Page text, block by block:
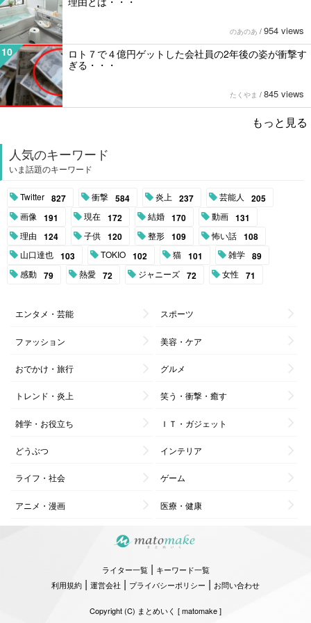
のあのあ / 954 views
10
ロト７で４億円ゲットした会社員の2年後の姿が衝撃す
ぎる・・・
たくやま / 845 views
もっと見る
人気のキーワード
いま話題のキーワード
Twitter 827 衝撃 584 炎上 237 芸能人 205
画像 191 現在 172 結婚 170 動画 131
理由 124 子供 120 整形 109 怖い話 108
山口達也 103 TOKIO 102 猫 101 雑学 89
感動 79 熱愛 72 ジャニーズ 72 女性 71
エンタメ・芸能 スポーツ
ファッション 美容・ケア
おでかけ・旅行 グルメ
トレンド・炎上 笑う・衝撃・癒す
雑学・お役立ち ＩＴ・ガジェット
どうぶつ インテリア
ライフ・社会 ゲーム
アニメ・漫画 医療・健康
ライター一覧| キーワード一覧
利用規約 | 運営会社 | プライバシーポリシー | お問い合わせ
Copyright (C) まとめいく [ matomake ]